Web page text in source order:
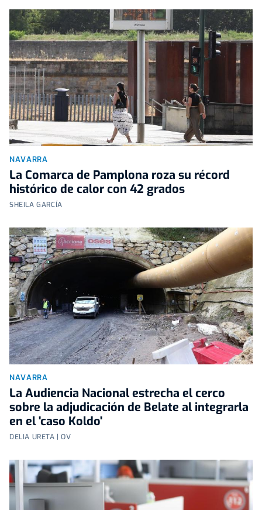
NAVARRA
La Comarca de Pamplona roza su récord
histórico de calor con 42 grados
SHEILA GARCÍA
NAVARRA
La Audiencia Nacional estrecha el cerco
sobre la adjudicación de Belate al integrarla
en el 'caso Koldo'
DELIA URETA | OV